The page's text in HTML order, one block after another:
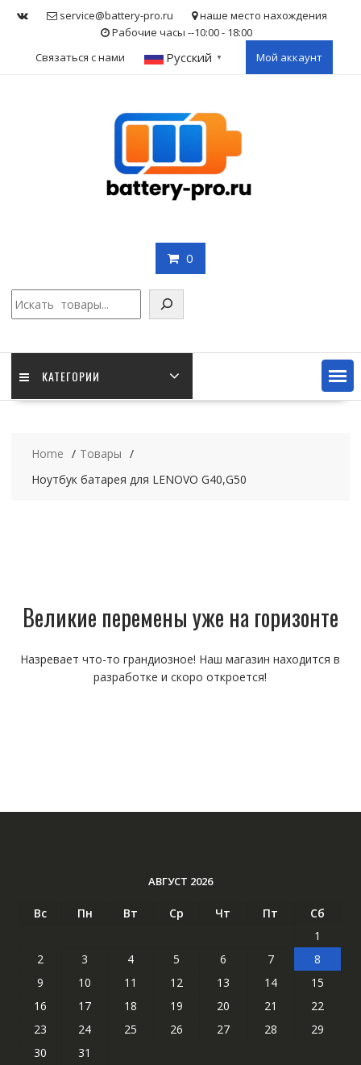
service@battery-pro.ru
наше место нахождения
Рабочие часы --10:00 - 18:00
Связаться с нами
Русский ▼ Мой аккаунт
0
КАТЕГОРИИ
Home
Товары
Ноутбук батарея для LENOVO G40,G50
Великие перемены уже на горизонте
Назревает что-то грандиозное! Наш магазин находится в
разработке и скоро откроется!
АВГУСТ 2026
Вс Пн Вт Ср Чт Пт
Сб
1
2
3 4 5 6 7
8
9
10 11 12 13 14
15
16
17 18 19 20 21
22
23
24 25 26 27 28
29
30
31